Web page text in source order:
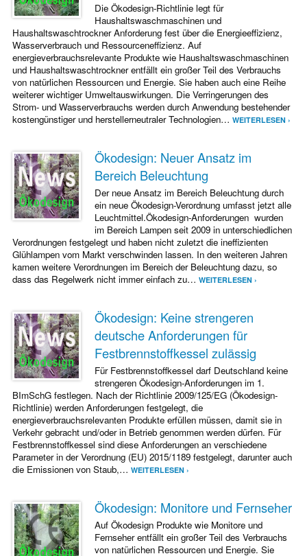
Die Ökodesign-Richtlinie legt für
Haushaltswaschmaschinen und
Haushaltswaschtrockner Anforderung fest über die Energieeffizienz,
Wasserverbrauch und Ressourceneffizienz. Auf
energieverbrauchsrelevante Produkte wie Haushaltswaschmaschinen
und Haushaltswaschtrockner entfällt ein großer Teil des Verbrauchs
von natürlichen Ressourcen und Energie. Sie haben auch eine Reihe
weiterer wichtiger Umweltauswirkungen. Die Verringerungen des
Strom- und Wasserverbrauchs werden durch Anwendung bestehender
kostengünstiger und her­stellerneutraler Technologien… WEITERLESEN ›
Ökodesign: Neuer Ansatz im
Bereich Beleuchtung
Der neue Ansatz im Bereich Beleuchtung durch
ein neue Ökodesign-Verordnung umfasst jetzt alle
Leuchtmittel.Ökodesign-Anforderungen wurden
im Bereich Lampen seit 2009 in unterschiedlichen
Verordnungen festgelegt und haben nicht zuletzt die ineffizienten
Glühlampen vom Markt verschwinden lassen. In den weiteren Jahren
kamen weitere Verordnungen im Bereich der Beleuchtung dazu, so
dass das Regelwerk nicht immer einfach zu… WEITERLESEN ›
Ökodesign: Keine strengeren
deutsche Anforderungen für
Festbrennstoffkessel zulässig
Für Festbrennstoffkessel darf Deutschland keine
strengeren Ökodesign-Anforderungen im 1.
BImSchG festlegen. Nach der Richtlinie 2009/125/EG (Ökodesign-
Richtlinie) werden Anforderungen festgelegt, die
energieverbrauchsrelevanten Produkte erfüllen müssen, damit sie in
Verkehr gebracht und/oder in Betrieb genommen werden dürfen. Für
Festbrennstoffkessel sind diese Anforderungen an verschiedene
Parameter in der Verordnung (EU) 2015/1189 festgelegt, darunter auch
die Emissionen von Staub,… WEITERLESEN ›
Ökodesign: Monitore und Fernseher
Auf Ökodesign Produkte wie Monitore und
Fernseher entfällt ein großer Teil des Verbrauchs
von natürlichen Ressourcen und Energie. Sie